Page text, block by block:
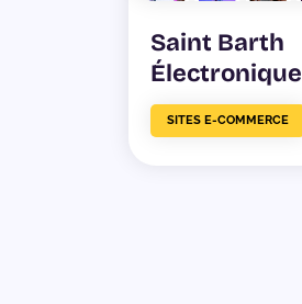
Saint Barth
Électronique
SITES E-COMMERCE